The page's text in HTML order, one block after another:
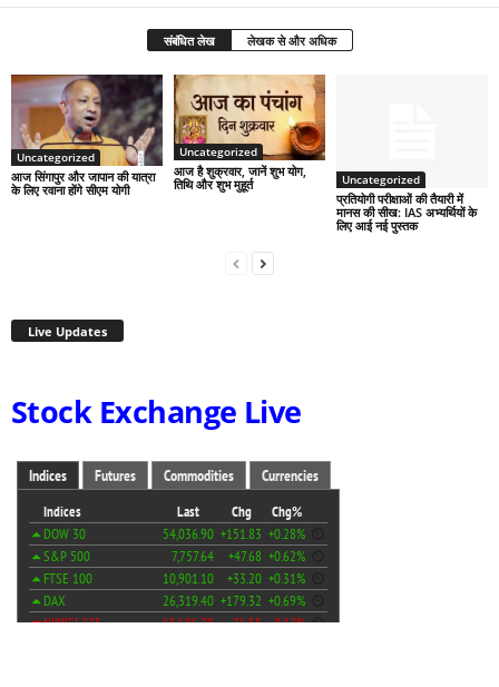
संबंधित लेख लेखक से और अधिक
Uncategorized
आज सिंगापुर और जापान की यात्रा
के लिए रवाना होंगे सीएम योगी
Uncategorized
आज है शुक्रवार, जानें शुभ योग,
तिथि और शुभ मुहूर्त
Uncategorized
प्रतियोगी परीक्षाओं की तैयारी में
मानस की सीख: IAS अभ्यर्थियों के
लिए आई नई पुस्तक
Live Updates
Stock Exchange Live